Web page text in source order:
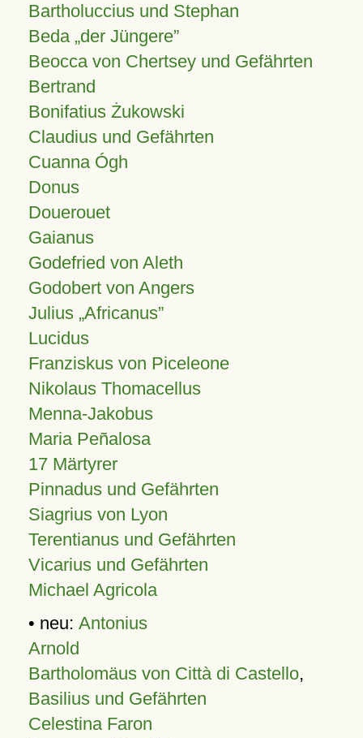
Bartholuccius und Stephan
Beda „der Jüngere”
Beocca von Chertsey und Gefährten
Bertrand
Bonifatius Żukowski
Claudius und Gefährten
Cuanna Ógh
Donus
Douerouet
Gaianus
Godefried von Aleth
Godobert von Angers
Julius Africanus
Lucidus
Franziskus von Piceleone
Nikolaus Thomacellus
Menna-Jakobus
Maria Peñalosa
17 Märtyrer
Pinnadus und Gefährten
Siagrius von Lyon
Terentianus und Gefährten
Vicarius und Gefährten
Michael Agricola
• neu: Antonius
Arnold
Bartholomäus von Città di Castello,
Basilius und Gefährten
Celestina Faron